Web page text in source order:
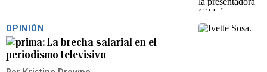
OPINIÓN
La brecha salarial en el
periodismo televisivo